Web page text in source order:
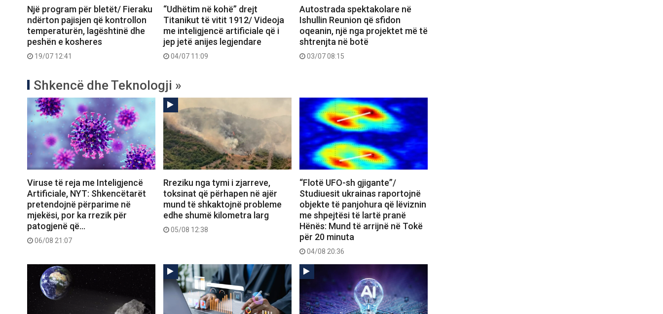
Një program për bletët/ Fieraku
ndërton pajisjen që kontrollon
temperaturën, lagështinë dhe
peshën e kosheres
19/07 12:41
“Udhëtim në kohë” drejt
Titanikut të vitit 1912/ Videoja
me inteligjencë artificiale që i
jep jetë anijes legjendare
04/07 11:09
Autostrada spektakolare në
Ishullin Reunion që sfidon
oqeanin, një nga projektet më të
shtrenjta në botë
03/07 08:15
Shkencë dhe Teknologji »
Viruse të reja me Inteligjencë
Artificiale, NYT: Shkencëtarët
pretendojnë përparime në
mjekësi, por ka rrezik për
patogjenë që…
06/08 21:07
Rreziku nga tymi i zjarreve,
toksinat që përhapen në ajër
mund të shkaktojnë probleme
edhe shumë kilometra larg
05/08 12:38
“Flotë UFO-sh gjigante”/
Studiuesit ukrainas raportojnë
objekte të panjohura që lëviznin
me shpejtësi të lartë pranë
Hënës: Mund të arrijnë në Tokë
për 20 minuta
04/08 20:36